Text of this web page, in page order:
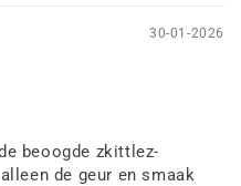
30-01-2026
beoogde zkittlez-
de geur en smaak